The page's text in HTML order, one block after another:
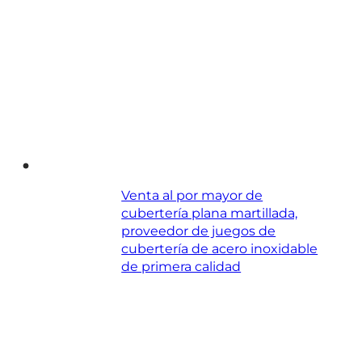
Venta al por mayor de
cubertería plana martillada,
proveedor de juegos de
cubertería de acero inoxidable
de primera calidad